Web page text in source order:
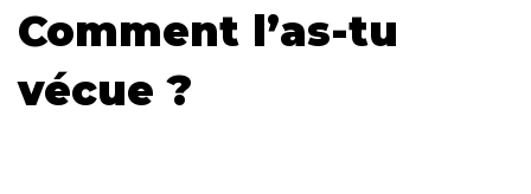
Comment l’as-tu
vécue ?